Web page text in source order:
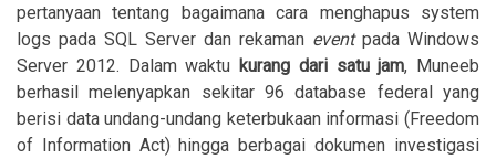
pertanyaan tentang bagaimana cara menghapus system
logs pada SQL Server dan rekaman event pada Windows
Server 2012. Dalam waktu kurang dari satu jam, Muneeb
berhasil melenyapkan sekitar 96 database federal yang
berisi data undang-undang keterbukaan informasi (Freedom
of Information Act) hingga berbagai dokumen investigasi